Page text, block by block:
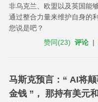
非乌克兰、欧盟以及英国能
通过整合力量来维护自身的
您说是吧？
赞同(23) 评论
马斯克预言：“ AI将
金钱 ”， 那持有美元